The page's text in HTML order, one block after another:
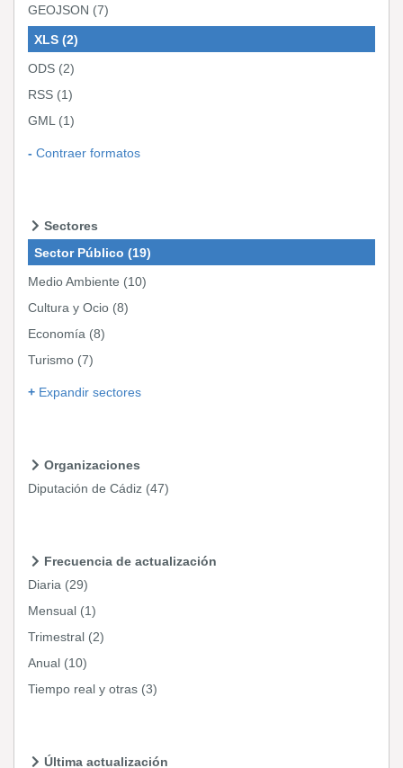
GEOJSON (7)
XLS (2)
ODS (2)
RSS (1)
GML (1)
Contraer formatos
Sectores
Sector Público (19)
Medio Ambiente (10)
Cultura y Ocio (8)
Economía (8)
Turismo (7)
Expandir sectores
Organizaciones
Diputación de Cádiz (47)
Frecuencia de actualización
Diaria (29)
Mensual (1)
Trimestral (2)
Anual (10)
Tiempo real y otras (3)
Última actualización